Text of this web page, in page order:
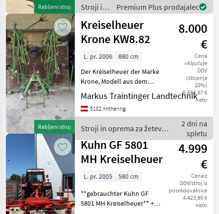
Rabljeni stroj
Tastrad am Dreipunkt-Bock
Stroji in
oprema
za žetev
in
spravilo
/ Claas
Premium Plus prodajalec
Rabljeni stroj
Kreiselheuer
Krone KW8.82
8.000
€
Cena
vključuje
DDV
(stopnja
20%)
6.666,67 €
neto
L. pr. 2006
880 cm
Der Kreiselheuer der Marke
Krone, Modell aus dem
Baujahr 2006, bietet eine
beeindruckende
Arbeitsbreite von 880 cm
effiziente Heuarbeiten auf
Markus Traintinger Landtechnik
5102 Anthering
Stroji in oprema za žetev in
spravilo / Krone
2 dni na
spletu
Kuhn GF 5801
MH Kreiselheuer
4.999
€
Cena z
DDV/stroj iz
posredovalnice
4.423,89 €
neto
L. pr. 2005
580 cm
**gebrauchter Kuhn GF
5801 MH Kreiselheuer** +